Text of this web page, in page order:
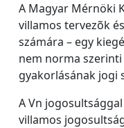
A Magyar Mérnöki
villamos tervezõk
számára – egy
nem norma
gyakorlásának jogi
A Vn
villamos